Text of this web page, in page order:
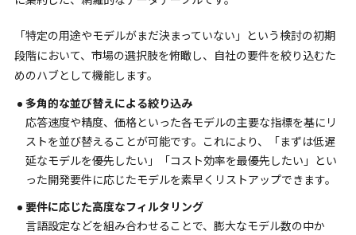
「特定の用途やモデルがまだ決まっていない」という検討の初期
段階において、市場の選択肢を俯瞰し、自社の要件を絞り込むた
めのハブとして機能します。
多角的な並び替えによる絞り込み
応答速度や精度、価格といった各モデルの主要な指標を基にリ
ストを並び替えることが可能です。これにより、「まずは低遅
延なモデルを優先したい」「コスト効率を最優先したい」とい
った開発要件に応じたモデルを素早くリストアップできます。
要件に応じた高度なフィルタリング
言語設定などを組み合わせることで、膨大なモデル数の中か